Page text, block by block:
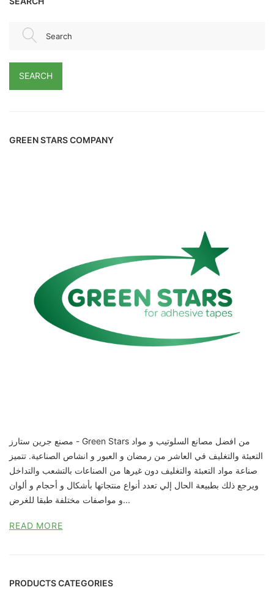
Search
SEARCH
GREEN STARS COMPANY
مصنع جرين ستارز - Green Stars من افضل مصانع السلوتيب و مواد
التعبئة والتغليف في العاشر من رمضان و العبور و انشاص الصناعية. تتميز
صناعة مواد التعبئة والتغليف دون غيرها من الصناعات بالتشعب والتداخل
ويرجع ذلك بطبيعة الحال إلي تعدد أنواع منتجاتها بأشكال و أحجام و ألوان
و مواصفات مختلفة طبقا للغرض...
READ MORE
PRODUCTS CATEGORIES